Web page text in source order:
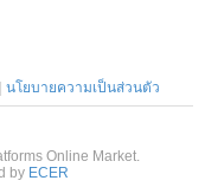
นโยบายความเป็นส่วนตัว
Online Market.
by ECER